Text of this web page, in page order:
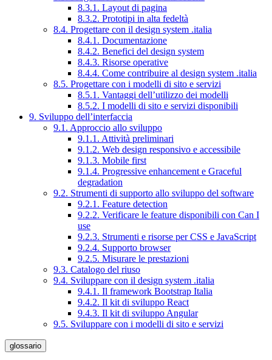
8.3.1. Layout di pagina
8.3.2. Prototipi in alta fedeltà
8.4. Progettare con il design system .italia
8.4.1. Documentazione
8.4.2. Benefici del design system
8.4.3. Risorse operative
8.4.4. Come contribuire al design system .italia
8.5. Progettare con i modelli di sito e servizi
8.5.1. Vantaggi dell’utilizzo dei modelli
8.5.2. I modelli di sito e servizi disponibili
9. Sviluppo dell’interfaccia
9.1. Approccio allo sviluppo
9.1.1. Attività preliminari
9.1.2. Web design responsivo e accessibile
9.1.3. Mobile first
9.1.4. Progressive enhancement e Graceful
degradation
9.2. Strumenti di supporto allo sviluppo del software
9.2.1. Feature detection
9.2.2. Verificare le feature disponibili con Can I
use
9.2.3. Strumenti e risorse per CSS e JavaScript
9.2.4. Supporto browser
9.2.5. Misurare le prestazioni
9.3. Catalogo del riuso
9.4. Sviluppare con il design system .italia
9.4.1. Il framework Bootstrap Italia
9.4.2. Il kit di sviluppo React
9.4.3. Il kit di sviluppo Angular
9.5. Sviluppare con i modelli di sito e servizi
glossario